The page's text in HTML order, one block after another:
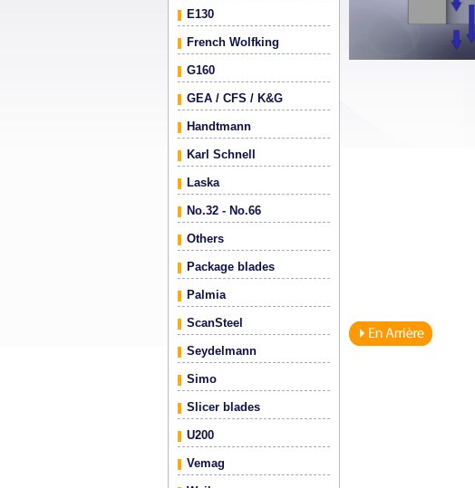
E130
French Wolfking
G160
GEA / CFS / K&G
Handtmann
Karl Schnell
Laska
No.32 - No.66
Others
Package blades
Palmia
ScanSteel
Seydelmann
Simo
Slicer blades
U200
Vemag